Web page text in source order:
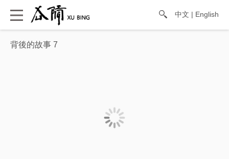
中文 | English
背後的故事 7